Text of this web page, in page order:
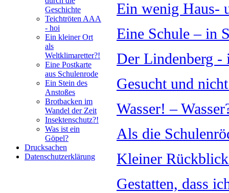
Geschichte
Teichtröten AAA
- hoi
Ein kleiner Ort
als
Weltklimaretter?!
Eine Postkarte
aus Schulenrode
Ein Stein des
Anstoßes
Brotbacken im
Wandel der Zeit
Insektenschutz?!
Was ist ein
Göpel?
Drucksachen
Datenschutzerklärung
Ein wenig Haus-
Eine Schule – in
Der Lindenberg -
Gesucht und
Wasser! –
Als die
Kleiner
Gestatten, dass